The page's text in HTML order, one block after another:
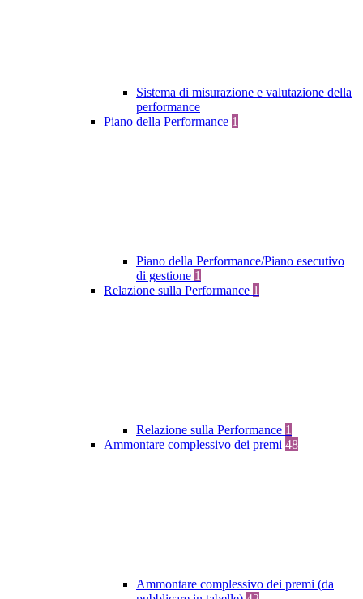
Sistema di misurazione e valutazione della
performance
Piano della Performance 1
Piano della Performance/Piano esecutivo
di gestione 1
Relazione sulla Performance 1
Relazione sulla Performance 1
Ammontare complessivo dei premi 48
Ammontare complessivo dei premi (da